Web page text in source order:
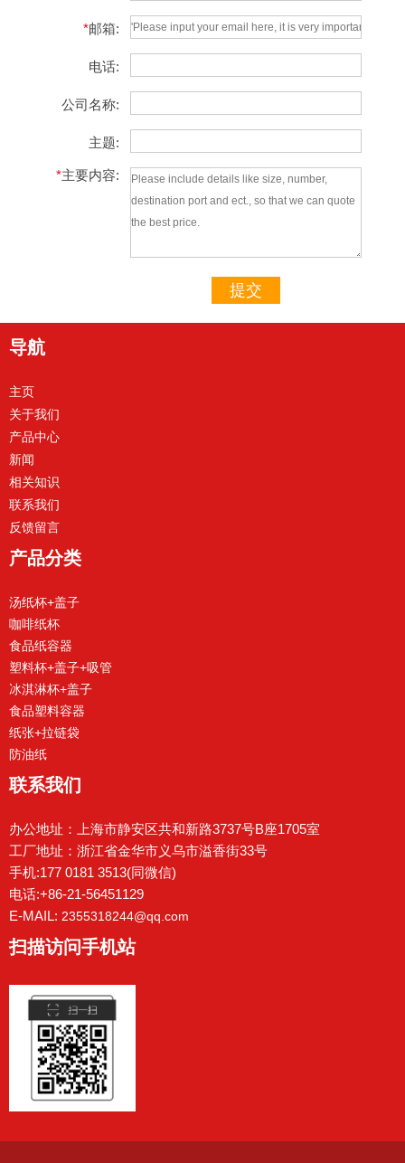
*邮箱:
电话:
公司名称:
主题:
*主要内容:
提交
导航
主页
关于我们
产品中心
新闻
相关知识
联系我们
反馈留言
产品分类
汤纸杯+盖子
咖啡纸杯
食品纸容器
塑料杯+盖子+吸管
冰淇淋杯+盖子
食品塑料容器
纸张+拉链袋
防油纸
联系我们
办公地址：上海市静安区共和新路3737号B座1705室
工厂地址：浙江省金华市义乌市溢香街33号
手机:177 0181 3513(同微信)
电话:+86-21-56451129
E-MAIL: 2355318244@qq.com
扫描访问手机站